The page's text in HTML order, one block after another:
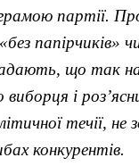
партії.
папірчиків»
що так
і
течії,
конкурентів.